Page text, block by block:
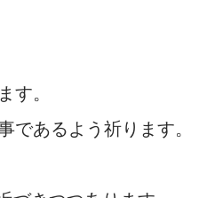
す。
であるよう祈ります。